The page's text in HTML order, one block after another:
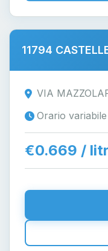
11794
VIA
Orario variabile
€0.669 /